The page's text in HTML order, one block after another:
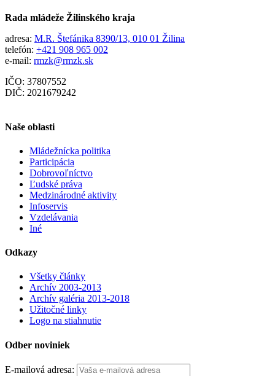
Rada mládeže Žilinského kraja
adresa: M.R. Štefánika 8390/13, 010 01 Žilina
telefón: +421 908 965 002
e-mail: rmzk@rmzk.sk
IČO: 37807552
DIČ: 2021679242
Naše oblasti
Mládežnícka politika
Participácia
Dobrovoľníctvo
Ľudské práva
Medzinárodné aktivity
Infoservis
Vzdelávania
Iné
Odkazy
Všetky články
Archív 2003-2013
Archív galéria 2013-2018
Užitočné linky
Logo na stiahnutie
Odber noviniek
E-mailová adresa: